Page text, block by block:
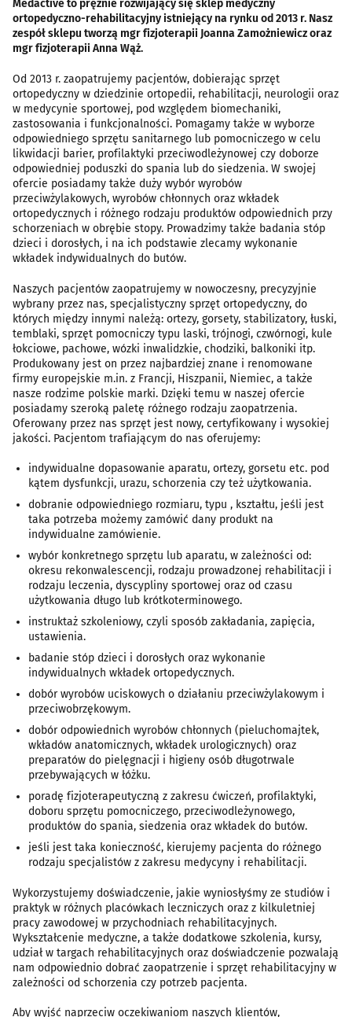
Medactive to prężnie rozwijający się sklep medyczny
ortopedyczno-rehabilitacyjny istniejący na rynku od 2013 r. Nasz
zespół sklepu tworzą mgr fizjoterapii Joanna Zamożniewicz oraz
mgr fizjoterapii Anna Wąż.
Od 2013 r. zaopatrujemy pacjentów, dobierając sprzęt
ortopedyczny w dziedzinie ortopedii, rehabilitacji, neurologii oraz
w medycynie sportowej, pod względem biomechaniki,
zastosowania i funkcjonalności. Pomagamy także w wyborze
odpowiedniego sprzętu sanitarnego lub pomocniczego w celu
likwidacji barier, profilaktyki przeciwodleżynowej czy doborze
odpowiedniej poduszki do spania lub do siedzenia. W swojej
ofercie posiadamy także duży wybór wyrobów
przeciwżylakowych, wyrobów chłonnych oraz wkładek
ortopedycznych i różnego rodzaju produktów odpowiednich przy
schorzeniach w obrębie stopy. Prowadzimy także badania stóp
dzieci i dorosłych, i na ich podstawie zlecamy wykonanie
wkładek indywidualnych do butów.
Naszych pacjentów zaopatrujemy w nowoczesny, precyzyjnie
wybrany przez nas, specjalistyczny sprzęt ortopedyczny, do
których między innymi należą: ortezy, gorsety, stabilizatory, łuski,
temblaki, sprzęt pomocniczy typu laski, trójnogi, czwórnogi, kule
łokciowe, pachowe, wózki inwalidzkie, chodziki, balkoniki itp.
Produkowany jest on przez najbardziej znane i renomowane
firmy europejskie m.in. z Francji, Hiszpanii, Niemiec, a także
nasze rodzime polskie marki. Dzięki temu w naszej ofercie
posiadamy szeroką paletę różnego rodzaju zaopatrzenia.
Oferowany przez nas sprzęt jest nowy, certyfikowany i wysokiej
jakości. Pacjentom trafiającym do nas oferujemy:
indywidualne dopasowanie aparatu, ortezy, gorsetu etc. pod
kątem dysfunkcji, urazu, schorzenia czy też użytkowania.
dobranie odpowiedniego rozmiaru, typu , kształtu, jeśli jest
taka potrzeba możemy zamówić dany produkt na
indywidualne zamówienie.
wybór konkretnego sprzętu lub aparatu, w zależności od:
okresu rekonwalescencji, rodzaju prowadzonej rehabilitacji i
rodzaju leczenia, dyscypliny sportowej oraz od czasu
użytkowania długo lub krótkoterminowego.
instruktaż szkoleniowy, czyli sposób zakładania, zapięcia,
ustawienia.
badanie stóp dzieci i dorosłych oraz wykonanie
indywidualnych wkładek ortopedycznych.
dobór wyrobów uciskowych o działaniu przeciwżylakowym i
przeciwobrzękowym.
dobór odpowiednich wyrobów chłonnych (pieluchomajtek,
wkładów anatomicznych, wkładek urologicznych) oraz
preparatów do pielęgnacji i higieny osób długotrwale
przebywających w łóżku.
poradę fizjoterapeutyczną z zakresu ćwiczeń, profilaktyki,
doboru sprzętu pomocniczego, przeciwodleżynowego,
produktów do spania, siedzenia oraz wkładek do butów.
jeśli jest taka konieczność, kierujemy pacjenta do różnego
rodzaju specjalistów z zakresu medycyny i rehabilitacji.
Wykorzystujemy doświadczenie, jakie wyniosłyśmy ze studiów i
praktyk w różnych placówkach leczniczych oraz z kilkuletniej
pracy zawodowej w przychodniach rehabilitacyjnych.
Wykształcenie medyczne, a także dodatkowe szkolenia, kursy,
udział w targach rehabilitacyjnych oraz doświadczenie pozwalają
nam odpowiednio dobrać zaopatrzenie i sprzęt rehabilitacyjny w
zależności od schorzenia czy potrzeb pacjenta.
Aby wyjść naprzeciw oczekiwaniom naszych klientów,